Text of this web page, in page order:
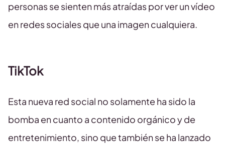
personas se sienten más atraídas por ver un vídeo
en redes sociales que una imagen cualquiera.
TikTok
Esta nueva red social no solamente ha sido la
bomba en cuanto a contenido orgánico y de
entretenimiento, sino que también se ha lanzado